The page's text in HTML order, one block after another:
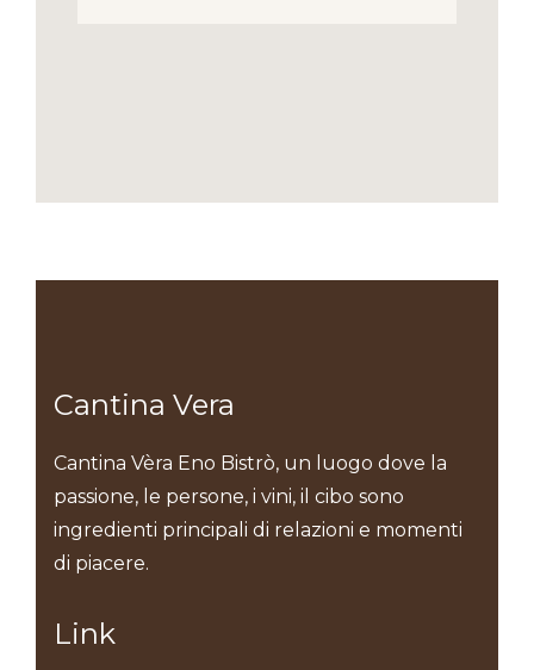
Cantina Vera
Cantina Vèra Eno Bistrò, un luogo dove la
passione, le persone, i vini, il cibo sono
ingredienti principali di relazioni e momenti
di piacere.
Link